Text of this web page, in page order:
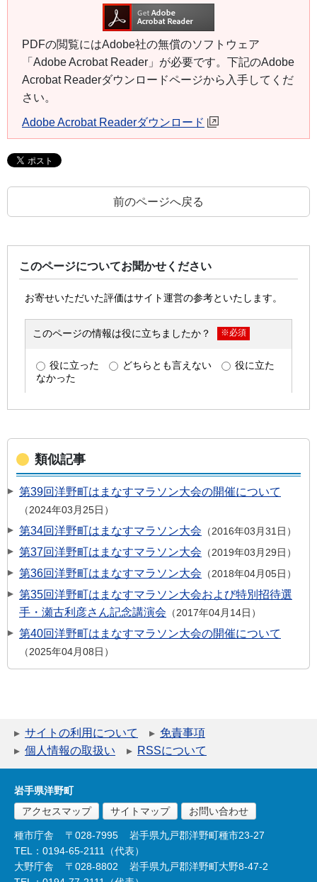
PDFの閲覧にはAdobe社の無償のソフトウェア
「Adobe Acrobat Reader」が必要です。下記のAdobe
Acrobat Readerダウンロードページから入手してくだ
さい。
Adobe Acrobat Readerダウンロード
前のページへ戻る
このページについてお聞かせください
類似記事
第39回洋野町はまなすマラソン大会の開催について
2024年03月25日
第34回洋野町はまなすマラソン大会 2016年03月31日
第37回洋野町はまなすマラソン大会 2019年03月29日
第36回洋野町はまなすマラソン大会 2018年04月05日
第35回洋野町はまなすマラソン大会および特別招待選
手・瀬古利彦さん記念講演会
2017年04月14日
第40回洋野町はまなすマラソン大会の開催について
2025年04月08日
サイトの利用について
免責事項
個人情報の取扱い
RSSについて
岩手県洋野町
アクセスマップ
サイトマップ お問い合わせ
種市庁舎 〒028-7995
岩手県九戸郡洋野町種市23-27
TEL：0194-65-2111（代表）
大野庁舎
〒028-8802
岩手県九戸郡洋野町大野8-47-2